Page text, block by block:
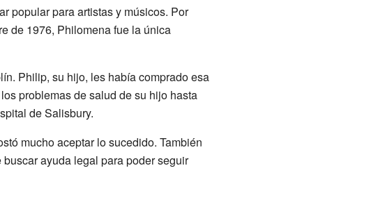
popular para artistas y músicos. Por
de 1976, Philomena fue la única
Philip, su hijo, les había comprado esa
problemas de salud de su hijo hasta
de Salisbury.
mucho aceptar lo sucedido. También
ayuda legal para poder seguir